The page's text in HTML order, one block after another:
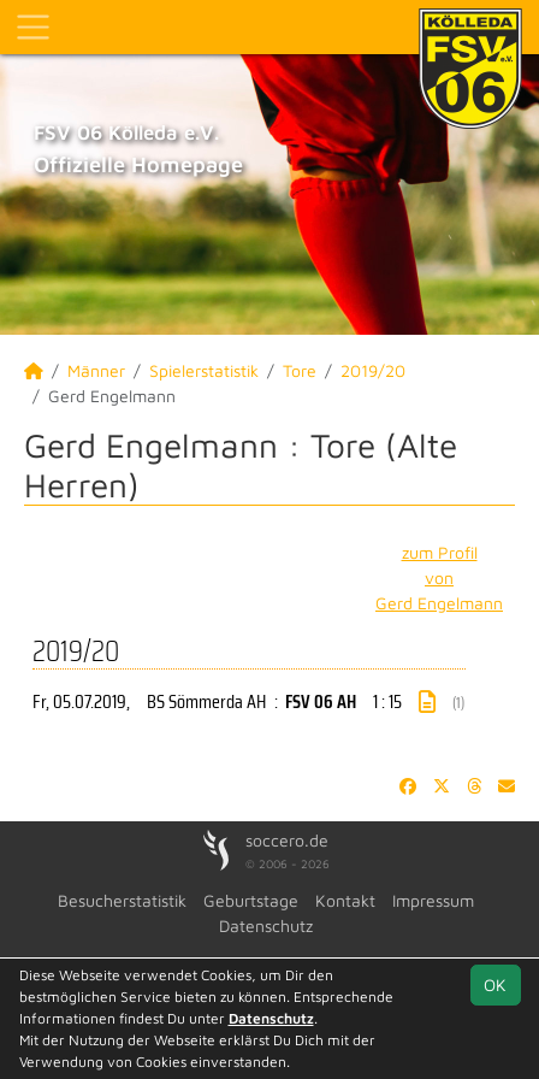
FSV 06 Kölleda e.V.
Offizielle Homepage
Männer Spielerstatistik Tore
2019/20
Gerd Engelmann
Gerd Engelmann : Tore (Alte
Herren)
zum Profil
von
Gerd Engelmann
2019/20
Fr, 05.07.2019, BS Sömmerda AH : FSV 06 AH 1 : 15 (1)
soccero.de
© 2006 - 2026
Besucherstatistik Geburtstage Kontakt
Impressum
Datenschutz
OK
Diese Webseite verwendet Cookies, um Dir den
bestmöglichen Service bieten zu können. Entsprechende
Informationen findest Du unter Datenschutz.
Mit der Nutzung der Webseite erklärst Du Dich mit der
Verwendung von Cookies einverstanden.